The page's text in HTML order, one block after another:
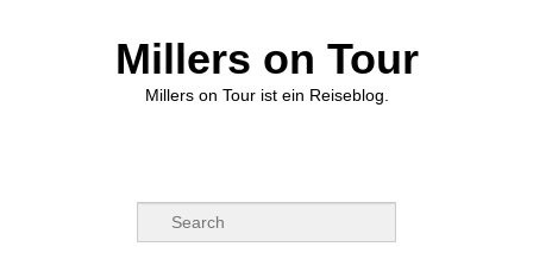
Millers on Tour
Millers on Tour ist ein Reiseblog.
Suche